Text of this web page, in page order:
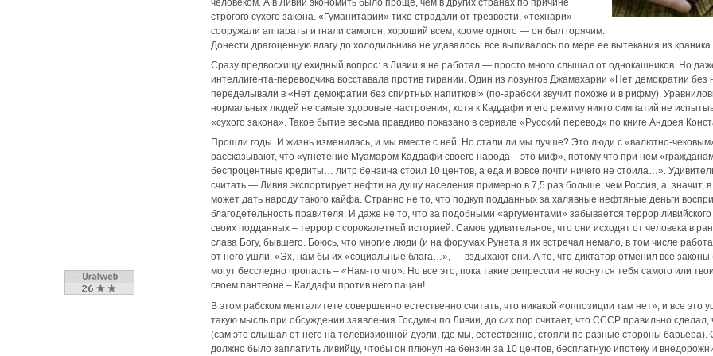
человеком. А в Ливии экономить было проще, чем в других странах по причине
строгого сухого закона. «Гуманитарии» тихо страдали от трезвости, «технари»
сооружали аппараты и гнали самогон, хороший всем, кроме одного — он был горячим.
Донести драгоценную влагу до холодильника не удавалось: все выпивалось по мере ее вытекания из краника.
Сразу предвосхищу ехидный вопрос: в Ливии я не работал — просто много слышал от однокашников. Но
интеллигента-переводчика восставала против тирании. Один из лозунгов Джамахарии «Нет демократии
переделывали в «Нет демократии без спиртных напитков!» (по-арабски звучит похоже и в рифму).
нормальных людей не самые здоровые настроения, хотя к Каддафи и его режиму никто симпатий не
«сухого закона». Такое бытие весьма правдиво показано в сериале «Русский перевод» по книге Андрея
Прошли годы. И жизнь изменилась, и мы вместе с ней. Но стали ли мы лучше? Это люди с «валютно-
рассказывают, что «угнетение Муамаром Каддафи своего народа – это миф», потому что при нем
беспроцентные кредиты… литр бензина стоил 10 центов, а еда и вовсе почти ничего не стоила…».
считать — Ливия экспортирует нефти на душу населения примерно в 7,5 раз больше, чем Россия, а, значит,
может дать народу такого кайфа. Странно не то, что подкуп подданных за халявные нефтяные деньги
благодетельность правителя. И даже не то, что за подобными «аргументами» забывается террор
своих подданных – террор с сорокалетней историей. Самое удивительное, что они исходят от человека в
слава Богу, бывшего. Боюсь, что многие люди (и на форумах Рунета я их встречал немало, в том числе
от него ушли. «Эх, нам бы их «социальные блага…», — вздыхают они. А то, что диктатор отменил все законы
могут бесследно пропасть – «Нам-то что». Но все это, пока такие репрессии не коснутся тебя самого или
своем пантеоне – Каддафи против него пацан!
В этом рабском менталитете совершенно естественно считать, что никакой «оппозиции там нет», и все это
такую мысль при обсуждении заявления Госдумы по Ливии, до сих пор считает, что СССР правильно сделал,
(сам это слышал от него на телевизионной дуэли, где мы, естественно, стояли по разные стороны
должно было заплатить ливийцу, чтобы он плюнул на бензин за 10 центов, бесплатную ипотеку и